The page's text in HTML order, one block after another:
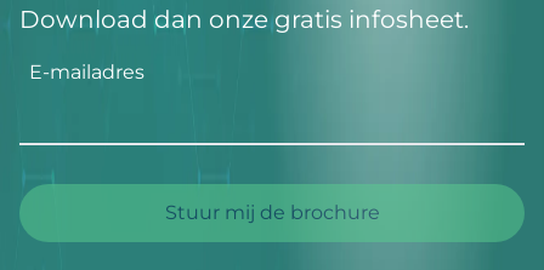
Download dan onze gratis infosheet.
E-mailadres
Stuur mij de brochure